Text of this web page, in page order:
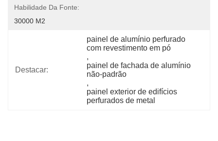
Habilidade Da Fonte:
30000 M2
Destacar:
painel de alumínio perfurado
com revestimento em pó
,
painel de fachada de alumínio
não-padrão
,
painel exterior de edifícios
perfurados de metal